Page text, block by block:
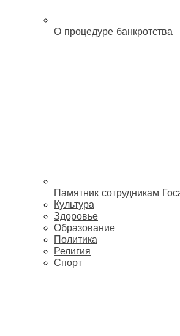
О процедуре банкротства
Памятник сотрудникам
Культура
Здоровье
Образование
Политика
Религия
Спорт